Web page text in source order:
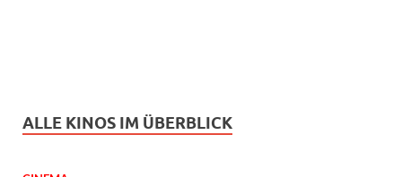
ALLE KINOS IM ÜBERBLICK